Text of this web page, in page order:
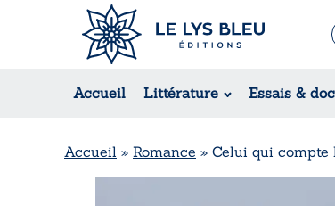
Accueil Littérature Essais &
Romans
Suspense / Thriller
Accueil » Romance » Celui qui compte